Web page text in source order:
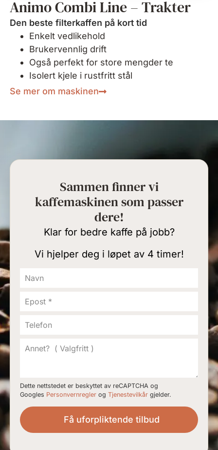
Animo Combi Line – Trakter
Den beste filterkaffen på kort tid
Enkelt vedlikehold
Brukervennlig drift
Også perfekt for store mengder te
Isolert kjele i rustfritt stål
Se mer om maskinen
Sammen finner vi
kaffemaskinen som passer
dere!
Klar for bedre kaffe på jobb?
Vi hjelper deg i løpet av 4 timer!
Dette nettstedet er beskyttet av reCAPTCHA og
Googles Personvernregler og Tjenestevilkår gjelder.
Få uforpliktende tilbud